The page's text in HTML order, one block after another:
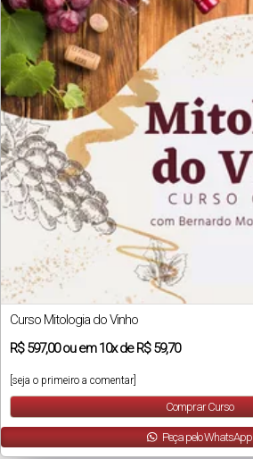
Curso Mitologia do Vinho
R$597,00ou em10xde R$ 59,70
[seja o primeiro a comentar]
Comprar Curso
Peça pelo WhatsApp